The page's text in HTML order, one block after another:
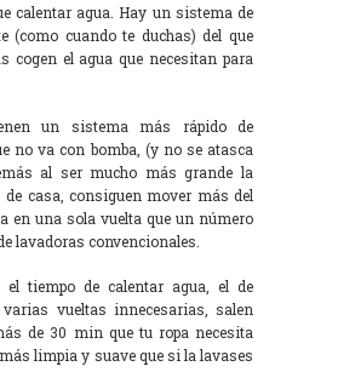
calentar agua. Hay un sistema de
(como cuando te duchas) del que
cogen el agua que necesitan para
un sistema más rápido de
no va con bomba, (y no se atasca
al ser mucho más grande la
de casa, consiguen mover más del
en una sola vuelta que un número
lavadoras convencionales.
tiempo de calentar agua, el de
vueltas innecesarias, salen
de 30 min que tu ropa necesita
limpia y suave que si la lavases